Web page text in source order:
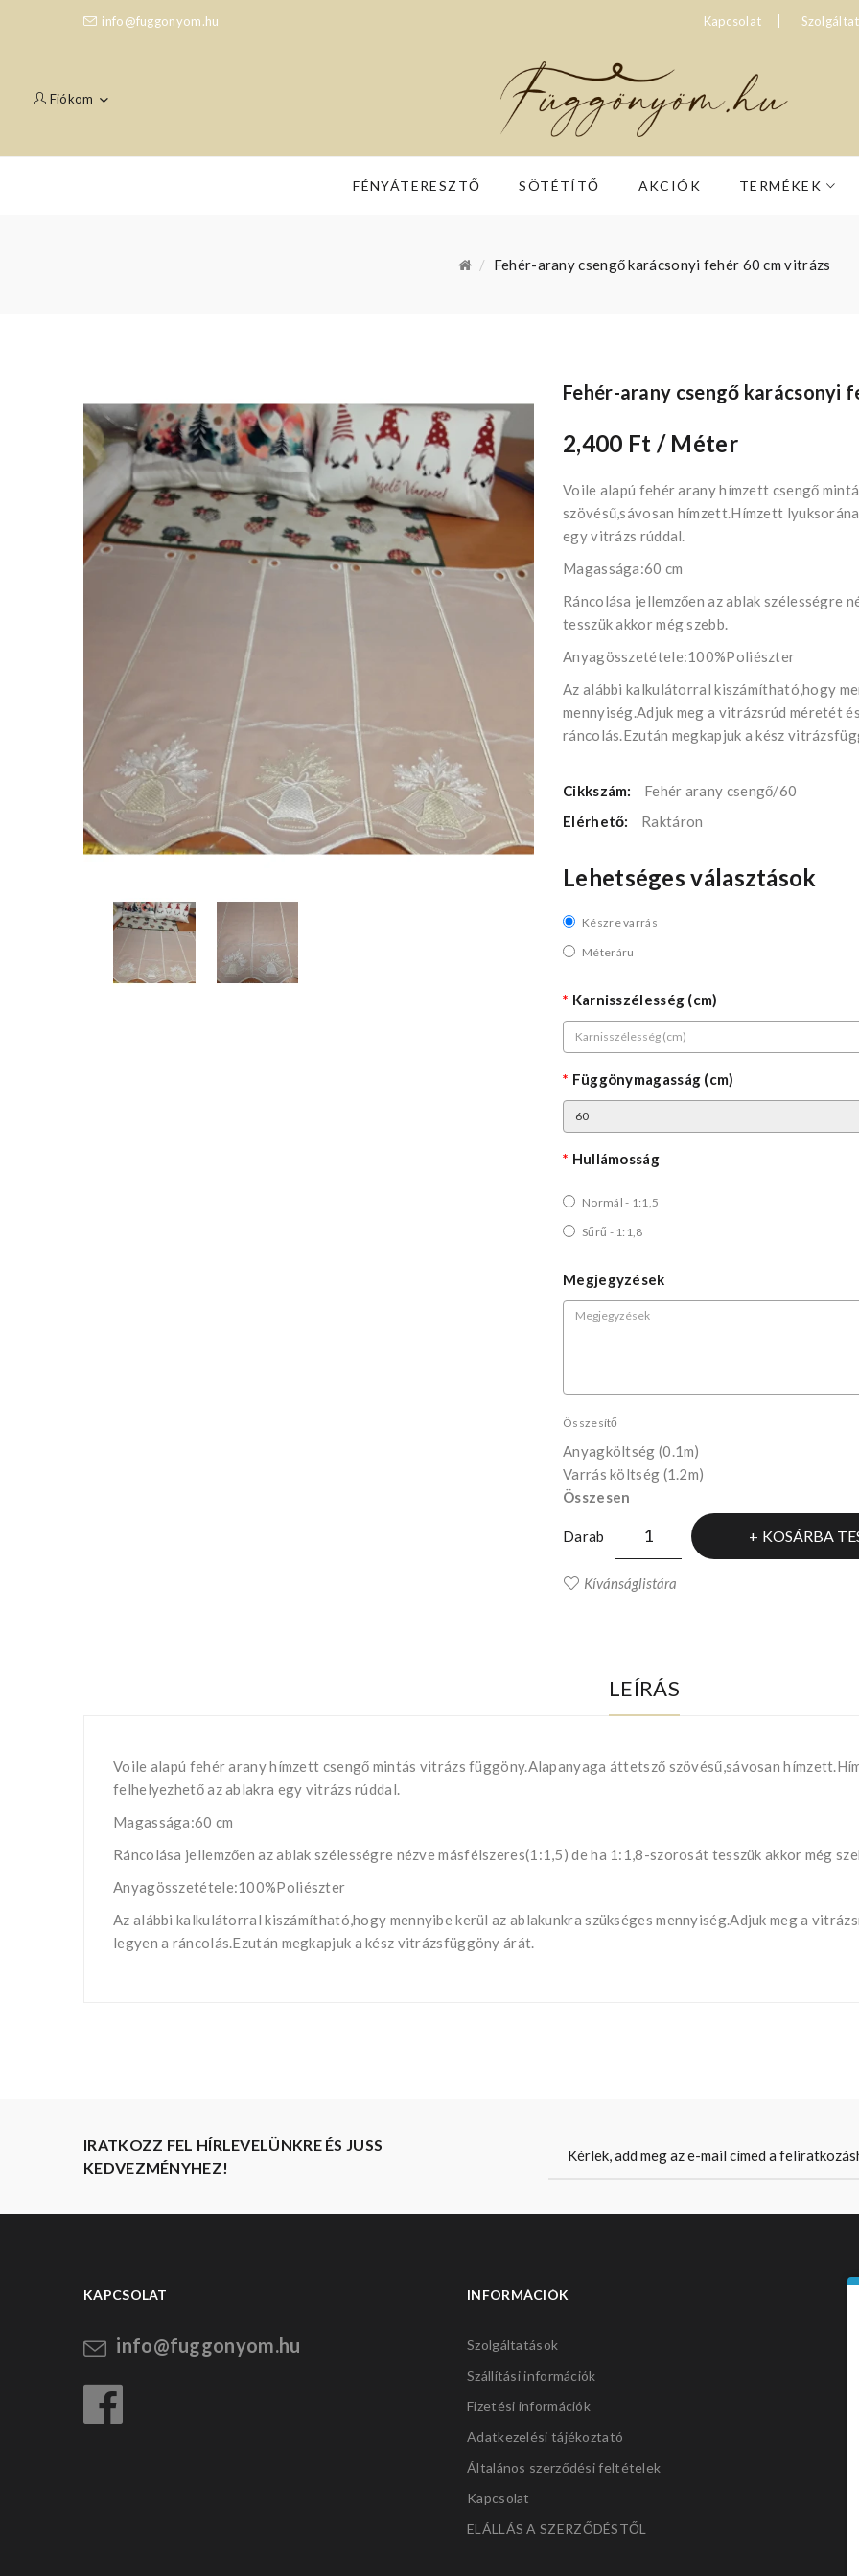
info@fuggonyom.hu Kapcsolat
Fiókom
FÉNYÁTERESZTŐ SÖTÉTÍTŐ AKCIÓK TERMÉKEK
Fehér-arany csengő karácsonyi fehér 60 cm vitrázs
Fehér-arany csengő karácsonyi
2,400 Ft / Méter
Voile alapú fehér arany hímzett csengő
szövésű,sávosan hímzett.Hímzett
egy vitrázs rúddal.
Magassága:60 cm
Ráncolása jellemzően az ablak szélességre
tesszük akkor még szebb.
Anyagösszetétele:100%Poliészter
Az alábbi kalkulátorral kiszámítható,hogy
mennyiség.Adjuk meg a vitrázsrúd méretét
ráncolás.Ezután megkapjuk a kész
Cikkszám:
Fehér arany csengő/60
Elérhető:
Raktáron
Lehetséges választások
Készre varrás
Méteráru
Karnisszélesség (cm)
Függönymagasság (cm)
Hullámosság
Normál - 1:1,5
Sűrű - 1:1,8
Megjegyzések
Összesítő
Anyagköltség (0.1m)
Varrás költség (1.2m)
Összesen
Darab KOSÁRBA
Kívánságlistára
LEÍRÁS
Voile alapú fehér arany hímzett csengő mintás vitrázs függöny.Alapanyaga áttetsző szövésű,sávosan
felhelyezhető az ablakra egy vitrázs rúddal.
Magassága:60 cm
Ráncolása jellemzően az ablak szélességre nézve másfélszeres(1:1,5) de ha 1:1,8-szorosát tesszük akkor még
Anyagösszetétele:100%Poliészter
Az alábbi kalkulátorral kiszámítható,hogy mennyibe kerül az ablakunkra szükséges mennyiség.Adjuk meg a
legyen a ráncolás.Ezután megkapjuk a kész vitrázsfüggöny árát.
IRATKOZZ FEL HÍRLEVELÜNKRE ÉS JUSS
KEDVEZMÉNYHEZ!
KAPCSOLAT
info@fuggonyom.hu
INFORMÁCIÓK
Szolgáltatások
Szállítási információk
Fizetési információk
Adatkezelési tájékoztató
Általános szerződési feltételek
Kapcsolat
ELÁLLÁS A SZERZŐDÉSTŐL